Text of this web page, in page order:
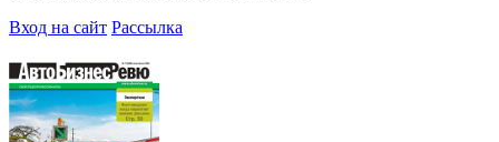
Вход на сайт Рассылка